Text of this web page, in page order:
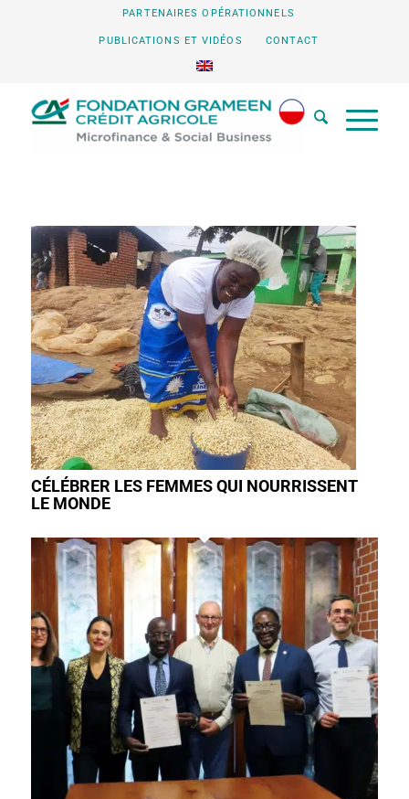
PARTENAIRES OPÉRATIONNELS
PUBLICATIONS ET VIDÉOS CONTACT
CÉLÉBRER LES FEMMES QUI NOURRISSENT
LE MONDE